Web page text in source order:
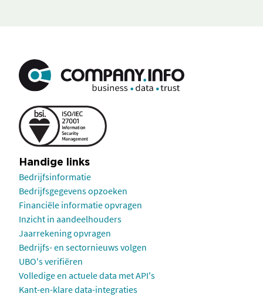
Handige links
Bedrijfsinformatie
Bedrijfsgegevens opzoeken
Financiële informatie opvragen
Inzicht in aandeelhouders
Jaarrekening opvragen
Bedrijfs- en sectornieuws volgen
UBO's verifiëren
Volledige en actuele data met API's
Kant-en-klare data-integraties